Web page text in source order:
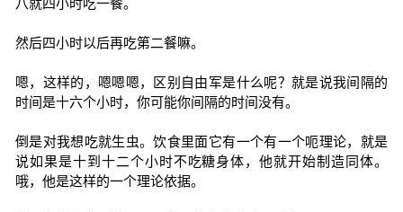
八就四小时吃一餐。
然后四小时以后再吃第二餐嘛。
嗯，这样的，嗯嗯嗯，区别自由军是什么呢？就是说我间隔的
时间是十六个小时，你可能你间隔的时间没有。
倒是对我想吃就生虫。饮食里面它有一个有一个呃理论，就是
说如果是十到十二个小时不吃糖身体，他就开始制造同体。
哦，他是这样的一个理论依据。